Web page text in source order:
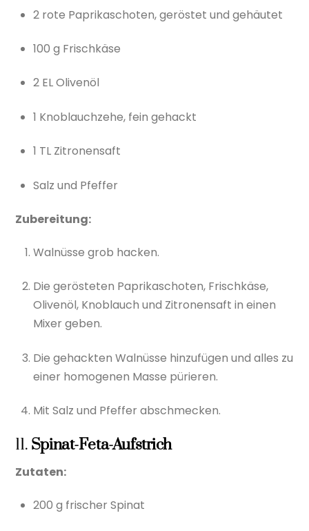
2 rote Paprikaschoten, geröstet und gehäutet
100 g Frischkäse
2 EL Olivenöl
1 Knoblauchzehe, fein gehackt
1 TL Zitronensaft
Salz und Pfeffer
Zubereitung:
Walnüsse grob hacken.
Die gerösteten Paprikaschoten, Frischkäse,
Olivenöl, Knoblauch und Zitronensaft in einen
Mixer geben.
Die gehackten Walnüsse hinzufügen und alles zu
einer homogenen Masse pürieren.
Mit Salz und Pfeffer abschmecken.
11. Spinat-Feta-Aufstrich
Zutaten:
200 g frischer Spinat